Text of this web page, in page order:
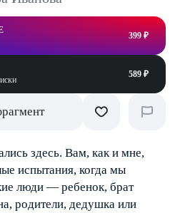
399 ₽
589 ₽
здесь. Вам, как и мне,
испытания, когда мы
люди — ребенок, брат
родители, дедушка или